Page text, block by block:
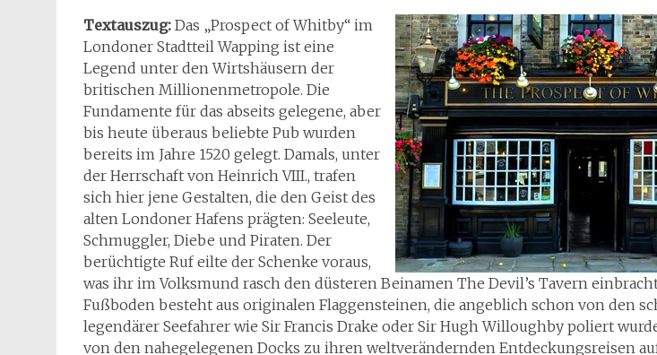
Textauszug: Das „Prospect of Whitby“ im
Londoner Stadtteil Wapping ist eine
Legend unter den Wirtshäusern der
britischen Millionenmetropole. Die
Fundamente für das abseits gelegene, aber
bis heute überaus beliebte Pub wurden
bereits im Jahre 1520 gelegt. Damals, unter
der Herrschaft von Heinrich VIII., trafen
sich hier jene Gestalten, die den Geist des
alten Londoner Hafens prägten: Seeleute,
Schmuggler, Diebe und Piraten. Der
berüchtigte Ruf eilte der Schenke voraus,
was ihr im Volksmund rasch den düsteren Beinamen The Devil’s Tavern
Fußboden besteht aus originalen Flaggensteinen, die angeblich schon von den
legendärer Seefahrer wie Sir Francis Drake oder Sir Hugh Willoughby poliert
von den nahegelegenen Docks zu ihren weltverändernden Entdeckungsreisen